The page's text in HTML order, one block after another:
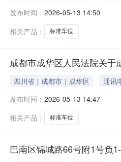
发布时间： 2026-05-13 14:50
相关产品：
标准车位
成都市成华区人民法院关
四川省｜成都市｜成华区 通讯
发布时间： 2026-05-13 14:47
相关产品：
标准车位
巴南区锦城路66号附1号负